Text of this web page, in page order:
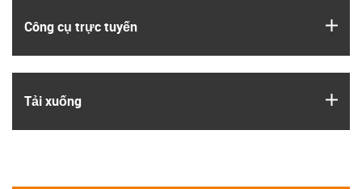
Công cụ trực tuyến
Tải xuống